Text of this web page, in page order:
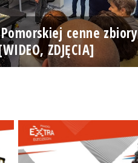
cenne
ZDJĘCIA]